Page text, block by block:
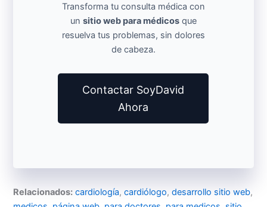
Transforma tu consulta médica con
un sitio web para médicos que
resuelva tus problemas, sin dolores
de cabeza.
Contactar SoyDavid
Ahora
Relacionados: cardiología, cardiólogo, desarrollo sitio web